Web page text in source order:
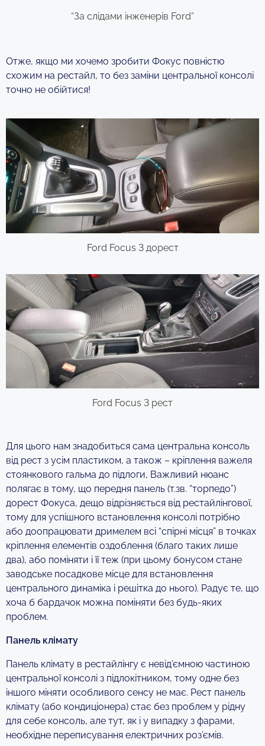
“За слідами інженерів Ford”
Отже, якщо ми хочемо зробити Фокус повністю
схожим на рестайл, то без заміни центральної консолі
точно не обійтися!
Ford Focus 3 дорест
Ford Focus 3 рест
Для цього нам знадобиться сама центральна консоль
від рест з усім пластиком, а також – кріплення важеля
стоянкового гальма до підлоги, Важливий нюанс
полягає в тому, що передня панель (т.зв. “торпедо”)
дорест Фокуса, дещо відрізняється від рестайлінгової,
тому для успішного встановлення консолі потрібно
або доопрацювати дримелем всі “спірні місця” в точках
кріплення елементів оздоблення (благо таких лише
два), або поміняти і її теж (при цьому бонусом стане
заводське посадкове місце для встановлення
центрального динаміка і решітка до нього). Радує те, що
хоча б бардачок можна поміняти без будь-яких
проблем.
Панель клімату
Панель клімату в рестайлінгу є невід’ємною частиною
центральної консолі з підлокітником, тому одне без
іншого міняти особливого сенсу не має. Рест панель
клімату (або кондиціонера) стає без проблем у рідну
для себе консоль, але тут, як і у випадку з фарами,
необхідне переписування електричних роз’ємів.